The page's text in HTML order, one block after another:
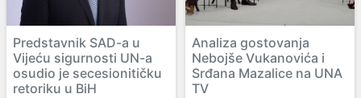
Predstavnik SAD-a u
Vijeću sigurnosti UN-a
osudio je secesionitičku
retoriku u BiH
Analiza gostovanja
Nebojše Vukanovića i
Srđana Mazalice na UNA
TV